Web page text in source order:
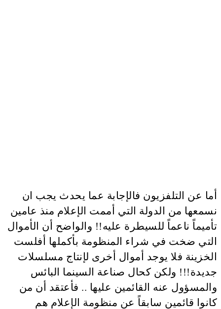
أما عن التلفزيون فالإجابة عما يحدث يجب ان
نسمعها من الدولة التي أممت الإعلام منذ عامين
تأميماً ناعماً للسيطرة عليه!! والواضح أن الأموال
التي ضخت في شراء المنظومة بأكملها أفلست
الخزينة فلا يوجد أموال أخرى لإنتاج مسلسلات
جديدة!!! ولكن كحال صناعة السينما البائس
والمسؤول عنه القائمين عليها .. فأعتقد أن من
كانوا قائمين سابقاً عن منظومة الإعلام هم